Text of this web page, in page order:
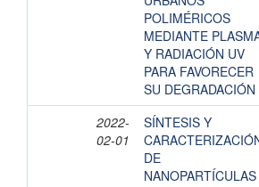
POLIMÉRICOS
MEDIANTE
Y RADIACIÓN UV
PARA FAVORECER
SU DEGRADACIÓN
2022-
02-01
SÍNTESIS Y
DE
NANOPARTÍCULAS